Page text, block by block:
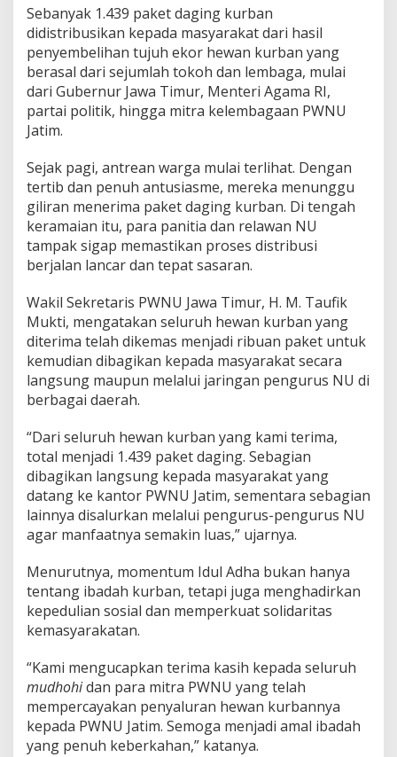
S
e
m
o
g
a
N
e
m
a
k
i
n
B
o
k
a
h
Sebanyak 1.439 paket daging kurban
didistribusikan kepada masyarakat dari hasil
penyembelihan tujuh ekor hewan kurban yang
berasal dari sejumlah tokoh dan lembaga, mulai
dari Gubernur Jawa Timur, Menteri Agama RI,
partai politik, hingga mitra kelembagaan PWNU
Jatim.
Sejak pagi, antrean warga mulai terlihat. Dengan
tertib dan penuh antusiasme, mereka menunggu
giliran menerima paket daging kurban. Di tengah
keramaian itu, para panitia dan relawan NU
tampak sigap memastikan proses distribusi
berjalan lancar dan tepat sasaran.
Wakil Sekretaris PWNU Jawa Timur, H. M. Taufik
Mukti, mengatakan seluruh hewan kurban yang
diterima telah dikemas menjadi ribuan paket untuk
kemudian dibagikan kepada masyarakat secara
langsung maupun melalui jaringan pengurus NU di
berbagai daerah.
“Dari seluruh hewan kurban yang kami terima,
total menjadi 1.439 paket daging. Sebagian
dibagikan langsung kepada masyarakat yang
datang ke kantor PWNU Jatim, sementara sebagian
lainnya disalurkan melalui pengurus-pengurus NU
agar manfaatnya semakin luas,” ujarnya.
Menurutnya, momentum Idul Adha bukan hanya
tentang ibadah kurban, tetapi juga menghadirkan
kepedulian sosial dan memperkuat solidaritas
kemasyarakatan.
“Kami mengucapkan terima kasih kepada seluruh
mudhohidan para mitra PWNU yang telah
mempercayakan penyaluran hewan kurbannya
kepada PWNU Jatim. Semoga menjadi amal ibadah
yang penuh keberkahan,” katanya.